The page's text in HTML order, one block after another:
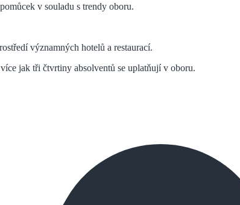
v souladu s trendy oboru.
významných hotelů a restaurací.
jak tři čtvrtiny absolventů se uplatňují v oboru.